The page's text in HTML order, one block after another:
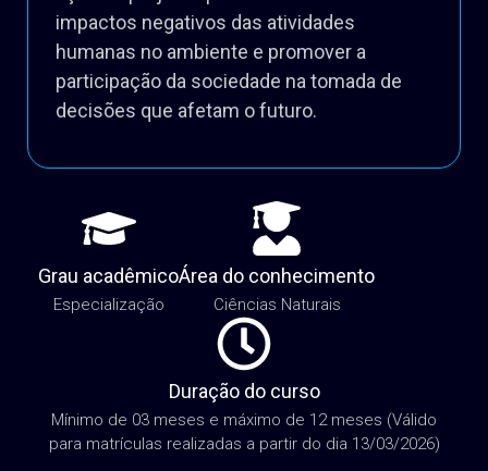
impactos negativos das atividades
humanas no ambiente e promover a
participação da sociedade na tomada de
decisões que afetam o futuro.
Grau acadêmico
Especialização
Área do conhecimento
Ciências Naturais
Duração do curso
Mínimo de 03 meses e máximo de 12 meses (Válido
para matrículas realizadas a partir do dia 13/03/2026)